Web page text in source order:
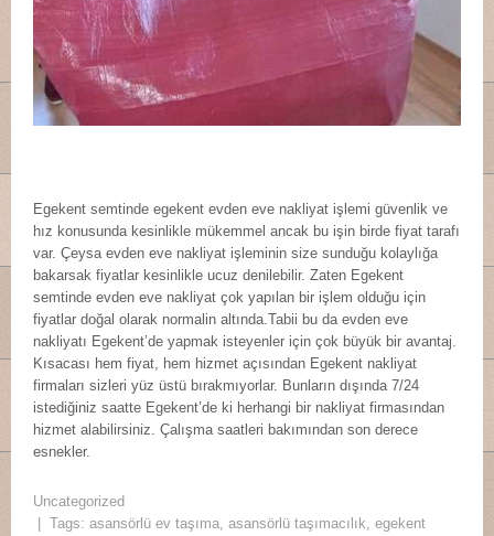
Egekent semtinde egekent evden eve nakliyat işlemi güvenlik ve
hız konusunda kesinlikle mükemmel ancak bu işin birde fiyat tarafı
var. Çeysa evden eve nakliyat işleminin size sunduğu kolaylığa
bakarsak fiyatlar kesinlikle ucuz denilebilir. Zaten Egekent
semtinde evden eve nakliyat çok yapılan bir işlem olduğu için
fiyatlar doğal olarak normalin altında.Tabii bu da evden eve
nakliyatı Egekent’de yapmak isteyenler için çok büyük bir avantaj.
Kısacası hem fiyat, hem hizmet açısından Egekent nakliyat
firmaları sizleri yüz üstü bırakmıyorlar. Bunların dışında 7/24
istediğiniz saatte Egekent’de ki herhangi bir nakliyat firmasından
hizmet alabilirsiniz. Çalışma saatleri bakımından son derece
esnekler.
Uncategorized
| Tags: asansörlü ev taşıma, asansörlü taşımacılık, egekent